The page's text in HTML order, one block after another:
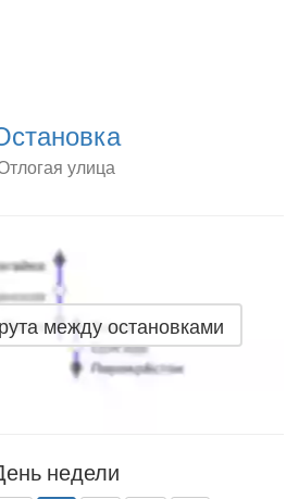
улица
между остановками
недели